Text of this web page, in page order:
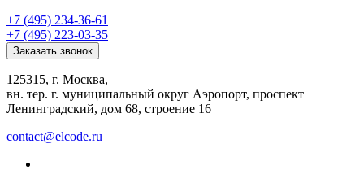
+7 (495) 234-36-61
+7 (495) 223-03-35
Заказать звонок
125315, г. Москва,
вн. тер. г. муниципальный округ Аэропорт, проспект
Ленинградский, дом 68, строение 16
contact@elcode.ru